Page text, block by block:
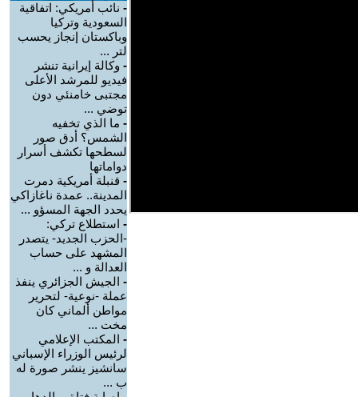
- نائب أمريكي: اتفاقية
السعودية وتركيا
وباكستان إنجاز يحسب
لتر ...
- وكالة إيرانية تنشر
فيديو للمرشد الأعلى
مجتبى خامنئي دون
توضي ...
- ما الذي تخفيه
الشمس؟ أدق صور
لسطحها تكشف أسرار
دواماتها
- قنبلة أمريكية دمرت
المدينة.. عمدة ناغازاكي
يحدد الجهة المسؤو ...
- استطلاع تركي:
-الحزب الجديد- يتصدر
المشهد على حساب
العدالة و ...
- الجيش الجزائري ينفذ
عملة -نوعية- لتحرير
مواطن ألماني كان
مخت ...
- المكتب الإعلامي
لرئيس الوزراء الإسباني
سانشيز ينشر صورة له
ب ...